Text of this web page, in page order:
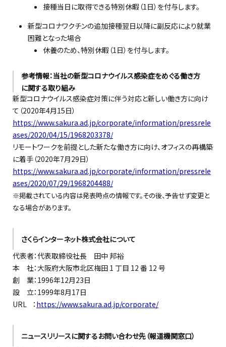
接種当日に取得できる特別休暇（1日）を付与します。
新型コロナワクチンの追加接種翌日以降に副反応により就業
困難となった場合
休養のため、特別休暇（1日）を付与します。
参考情報：当社の新型コロナウイルス感染症をめぐる働き方
に関する取り組み
新型コロナウイルス感染症対策に伴う対応と新しい働き方に向け
て（2020年4月15日）
https://www.sakura.ad.jp/corporate/information/pressrele
ases/2020/04/15/1968203378/
リモートワークを前提とした新たな働き方に向け、オフィスの再構築
に着手（2020年7月29日）
https://www.sakura.ad.jp/corporate/information/pressrele
ases/2020/07/29/1968204488/
※掲載されている内容は発表時点の情報です。その後、予告せず変更と
なる場合があります。
さくらインターネット株式会社について
代表者：代表取締役社長 田中 邦裕
本 社：大阪府大阪市北区梅田 1 丁目 12 番 12 号
創 業：1996年12月23日
設 立：1999年8月17日
URL ： https://www.sakura.ad.jp/corporate/
ニュースリリースに関するお問い合わせ先（報道機関窓口）